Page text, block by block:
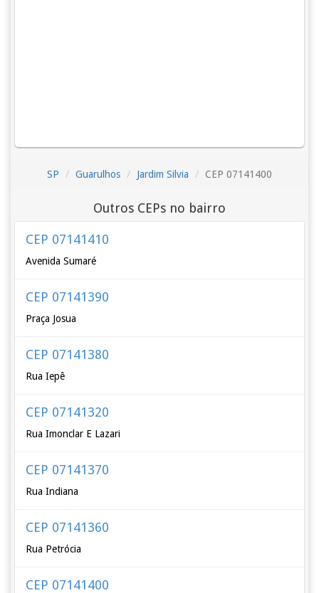
SP Guarulhos Jardim Silvia CEP 07141400
Outros CEPs no bairro
CEP 07141410
Avenida Sumaré
CEP 07141390
Praça Josua
CEP 07141380
Rua Iepê
CEP 07141320
Rua Imonclar E Lazari
CEP 07141370
Rua Indiana
CEP 07141360
Rua Petrócia
CEP 07141400